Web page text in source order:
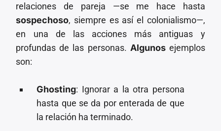
relaciones de pareja —se me hace hasta
sospechoso, siempre es así el colonialismo—,
en una de las acciones más antiguas y
profundas de las personas. Algunosejemplos
son:
Ghosting: Ignorar a la otra persona
hasta que se da por enterada de que
la relación ha terminado.